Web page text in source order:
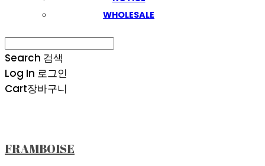
WHOLESALE
Search 검색
Log In 로그인
Cart장바구니
FRAMBOISE